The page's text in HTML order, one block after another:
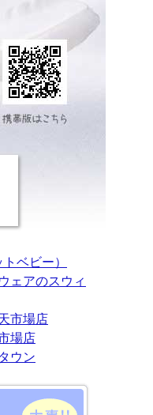
ベビー）
ェアのスウィ
市場店
場店
ウン